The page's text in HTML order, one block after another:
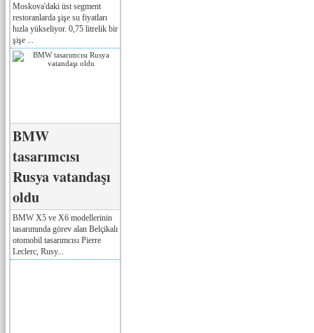
Moskova'daki üst segment
restoranlarda şişe su fiyatları
hızla yükseliyor. 0,75 litrelik bir
şişe ...
BMW
tasarımcısı
Rusya vatandaşı
oldu
BMW X5 ve X6 modellerinin
tasarımında görev alan Belçikalı
otomobil tasarımcısı Pierre
Leclerc, Rusy...